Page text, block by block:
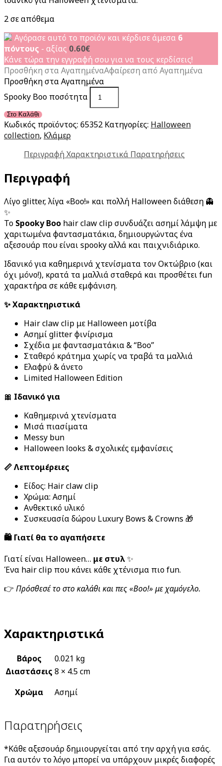
2 σε απόθεμα
Αγόρασε αυτό το προϊόν και κέρδισε άμεσα 6
πόντους - αξίας 0.60€
Κάνε τώρα την εγγραφή σου για να τους κερδίσεις!
Προσθήκη στα ΑγαπημέναΑφαίρεση από Αγαπημένα
Προσθήκη στα Αγαπημένα
Spooky Boo ποσότητα
Στο Καλάθι
Κωδικός προϊόντος: 65352 Κατηγορίες: Halloween
collection, Κλάμερ
Περιγραφή Χαρακτηριστικά Παρατηρήσεις
Περιγραφή
Λίγο glitter, λίγα «Boo!» και πολλή Halloween διάθεση 👻
✨
Το Spooky Boo hair claw clip συνδυάζει ασημί λάμψη με
χαριτωμένα φαντασματάκια, δημιουργώντας ένα
αξεσουάρ που είναι spooky αλλά και παιχνιδιάρικο.
Ιδανικό για καθημερινά χτενίσματα τον Οκτώβριο (και
όχι μόνο!), κρατά τα μαλλιά σταθερά και προσθέτει fun
χαρακτήρα σε κάθε εμφάνιση.
✨ Χαρακτηριστικά
Hair claw clip με Halloween μοτίβα
Ασημί glitter φινίρισμα
Σχέδια με φαντασματάκια & “Boo”
Σταθερό κράτημα χωρίς να τραβά τα μαλλιά
Ελαφρύ & άνετο
Limited Halloween Edition
🎀 Ιδανικό για
Καθημερινά χτενίσματα
Μισά πιασίματα
Messy bun
Halloween looks & σχολικές εμφανίσεις
📏 Λεπτομέρειες
Είδος: Hair claw clip
Χρώμα: Ασημί
Ανθεκτικό υλικό
Συσκευασία δώρου Luxury Bows & Crowns 🎁
🛍️ Γιατί θα το αγαπήσετε
Γιατί είναι Halloween… με στυλ✨
Ένα hair clip που κάνει κάθε χτένισμα πιο fun.
👉 Πρόσθεσέ το στο καλάθι και πες «Boo!» με χαμόγελο.
Χαρακτηριστικά
Βάρος
0.021 kg
Διαστάσεις 8 × 4.5 cm
Χρώμα
Ασημί
Παρατηρήσεις
*Κάθε αξεσουάρ δημιουργείται από την αρχή για εσάς.
Για αυτόν το λόγο μπορεί να υπάρχουν μικρές διαφορές